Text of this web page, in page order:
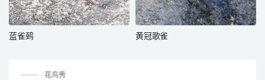
蓝雀鹀 黄冠歌雀
花鸟秀